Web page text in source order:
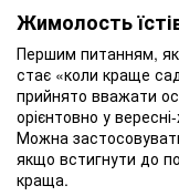
Жимолость
Першим питанням,
стає «коли краще
прийнято вважати
орієнтовно у
Можна
якщо встигнути до
краща.